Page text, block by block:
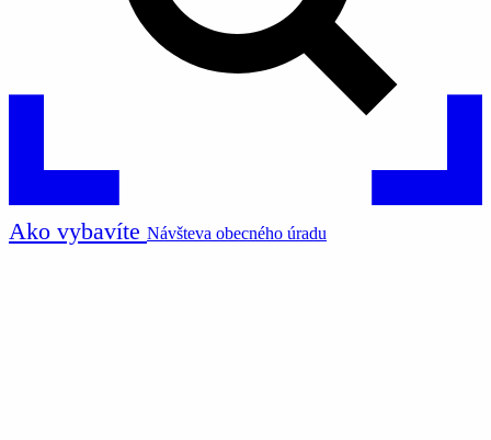
Ako vybavíte Návšteva obecného úradu